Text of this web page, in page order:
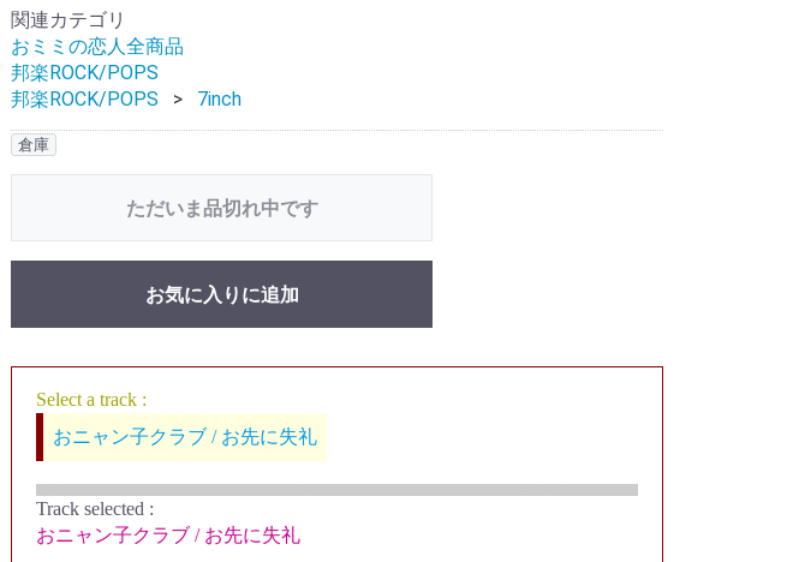
関連カテゴリ
おミミの恋人全商品
邦楽ROCK/POPS
邦楽ROCK/POPS
7inch
倉庫
ただいま品切れ中です
お気に入りに追加
Select a track :
おニャン子クラブ / お先に失礼
Track selected :
おニャン子クラブ / お先に失礼